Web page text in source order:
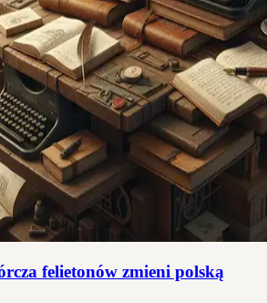
felietonów zmieni polską